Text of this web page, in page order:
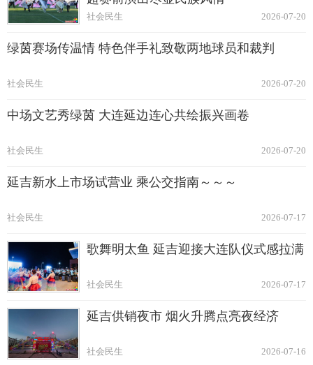
2026-07-20
社会民生
绿茵赛场传温情 特色伴手礼致敬两地球员和裁判
2026-07-20
社会民生
中场文艺秀绿茵 大连延边连心共绘振兴画卷
2026-07-20
社会民生
延吉新水上市场试营业 乘公交指南～～～
2026-07-17
社会民生
歌舞明太鱼 延吉迎接大连队仪式感拉满
2026-07-17
社会民生
延吉供销夜市 烟火升腾点亮夜经济
2026-07-16
社会民生